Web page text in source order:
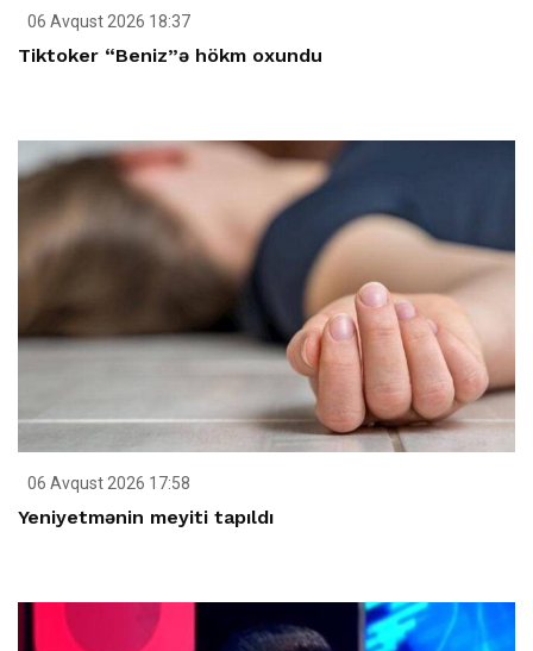
06 Avqust 2026 18:37
Tiktoker “Beniz”ə hökm oxundu
06 Avqust 2026 17:58
Yeniyetmənin meyiti tapıldı